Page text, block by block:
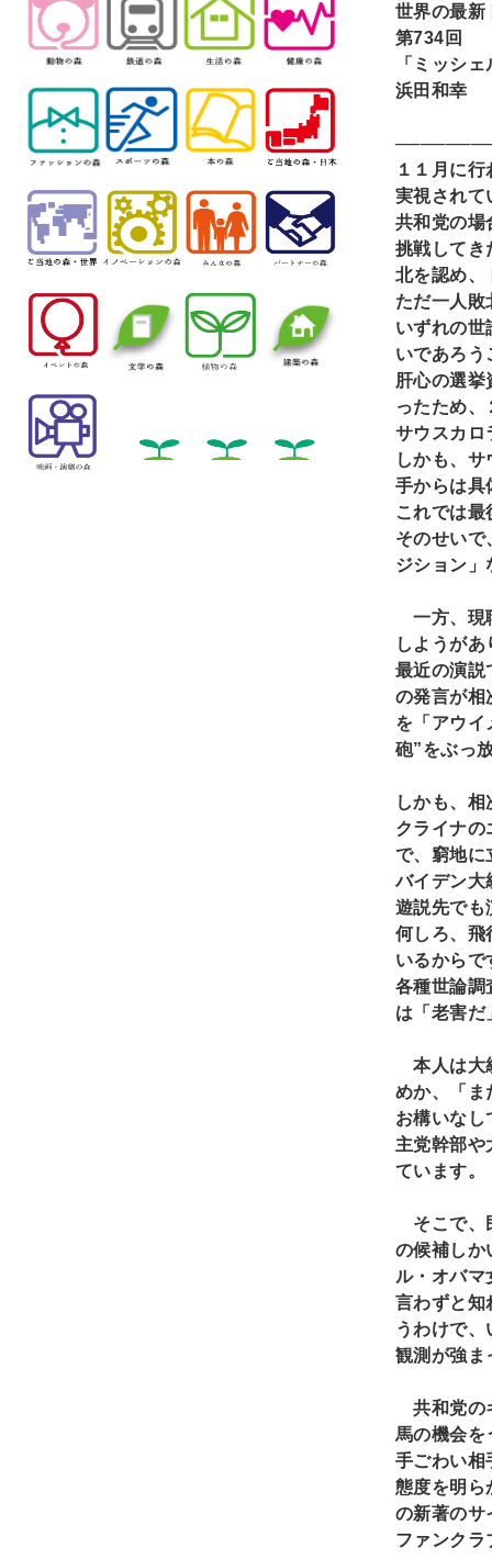
世界の最新
第734回
「ミッシ
浜田和幸
１１月に
実視されて
共和党の場
挑戦してき
北を認め、
ただ一人敗
いずれの世
いであろう
肝心の選挙
ったため
サウスカロ
しかも、
手からは具
これでは
そのせいで
ジション」
一方、現
しようが
最近の演説
の発言が相
を「アウイ
砲”をぶっ
しかも、
クライナの
で、窮地に
バイデン大
遊説先でも
何しろ、飛
いるからで
各種世論調
は「老害だ
本人は大
めか、「ま
お構いなし
主党幹部や
ています。
そこで、
の候補しか
ル・オバマ
言わずと知
うわけで
観測が強ま
共和党の
馬の機会を
手ごわい相
態度を明ら
の新著のサ
ファンクラ